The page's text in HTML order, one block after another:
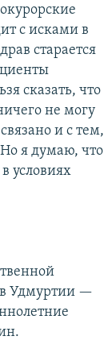
с исками в
старается
сказать, что
не могу
и с тем,
Но я думаю, что
условиях
в Удмуртии —